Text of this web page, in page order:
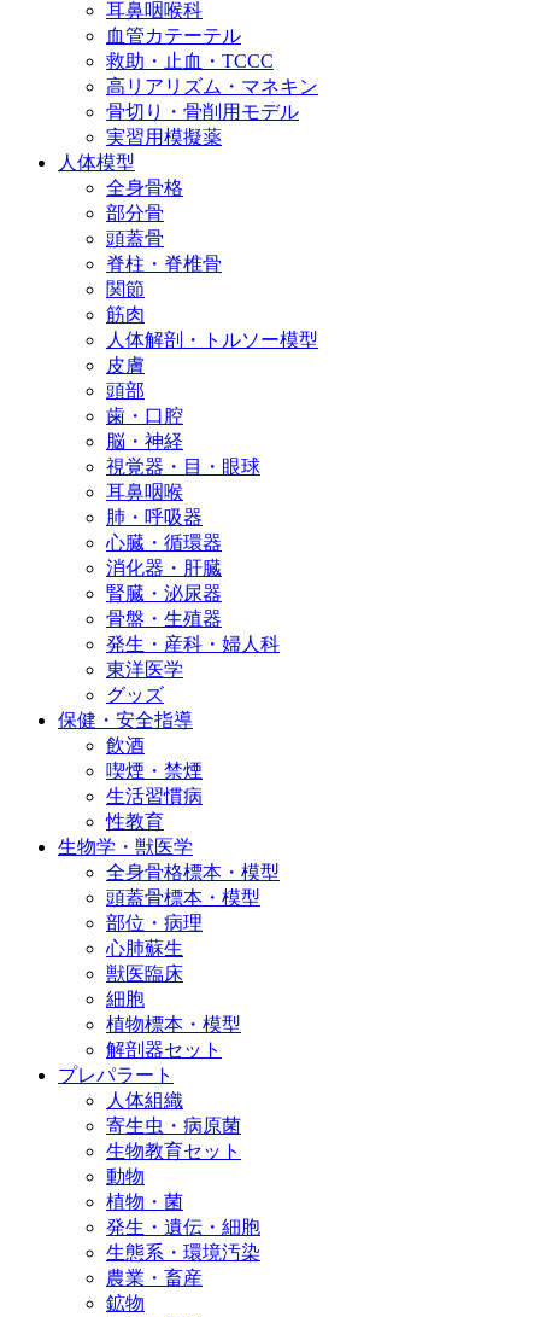
耳鼻咽喉科
血管カテーテル
救助・止血・TCCC
高リアリズム・マネキン
骨切り・骨削用モデル
実習用模擬薬
人体模型
全身骨格
部分骨
頭蓋骨
脊柱・脊椎骨
関節
筋肉
人体解剖・トルソー模型
皮膚
頭部
歯・口腔
脳・神経
視覚器・目・眼球
耳鼻咽喉
肺・呼吸器
心臓・循環器
消化器・肝臓
腎臓・泌尿器
骨盤・生殖器
発生・産科・婦人科
東洋医学
グッズ
保健・安全指導
飲酒
喫煙・禁煙
生活習慣病
性教育
生物学・獣医学
全身骨格標本・模型
頭蓋骨標本・模型
部位・病理
心肺蘇生
獣医臨床
細胞
植物標本・模型
解剖器セット
プレパラート
人体組織
寄生虫・病原菌
生物教育セット
動物
植物・菌
発生・遺伝・細胞
生態系・環境汚染
農業・畜産
鉱物